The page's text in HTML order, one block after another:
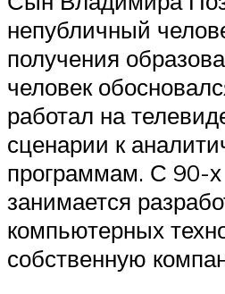
непубличный
получения
человек
работал на
сценарии к
программам. С 90-х
занимается
компьютерных
собственную